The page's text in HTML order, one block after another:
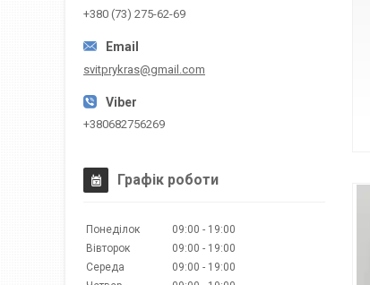
+380 (73) 275-62-69
svitprykras@gmail.com
+380682756269
Графік роботи
Понеділок 09:00
19:00
Вівторок
09:00
19:00
Середа
09:00
19:00